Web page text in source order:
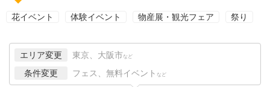
花イベント 体験イベント 物産展・観光フェア 祭り
エリア変更 東京、大阪市 など
条件変更 フェス、無料イベント など